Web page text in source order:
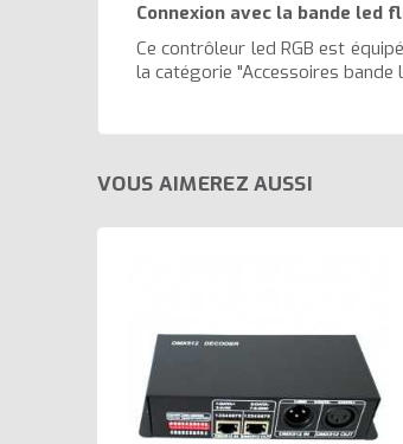
Connexion avec la bande led
Ce contrôleur led RGB est
la catégorie "Accessoires bande
VOUS AIMEREZ AUSSI